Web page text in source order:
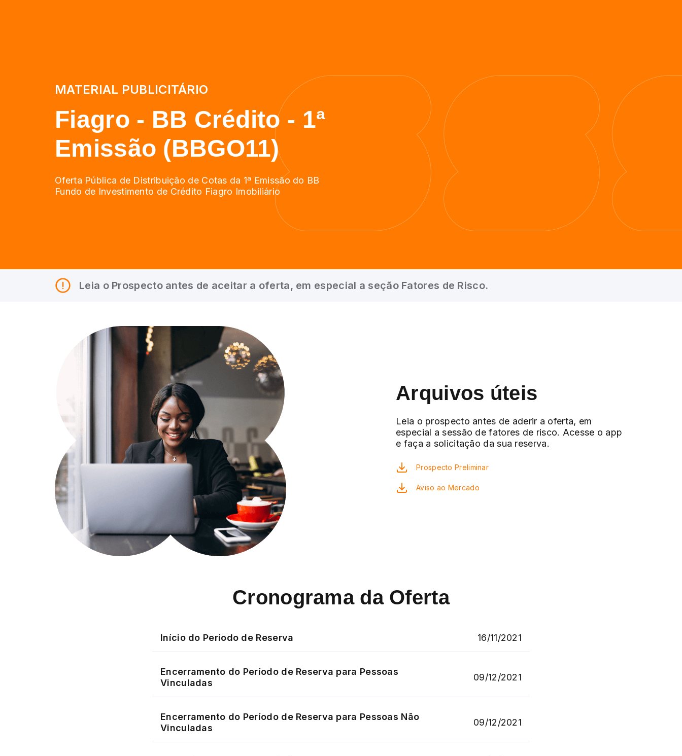
MATERIAL PUBLICITÁRIO
Fiagro - BB Crédito - 1ª
Emissão (BBGO11)
Oferta Pública de Distribuição de Cotas da 1ª Emissão do BB
Fundo de Investimento de Crédito Fiagro Imobiliário
Leia o Prospecto antes de aceitar a oferta, em especial a seção Fatores de Risco.
Arquivos úteis
Leia o prospecto antes de aderir a oferta, em
especial a sessão de fatores de risco. Acesse o app
e faça a solicitação da sua reserva.
Prospecto Preliminar
Aviso ao Mercado
Cronograma da Oferta
Início do Período de Reserva 16/11/2021
Encerramento do Período de Reserva para Pessoas
Vinculadas
09/12/2021
Encerramento do Período de Reserva para Pessoas Não
Vinculadas
09/12/2021